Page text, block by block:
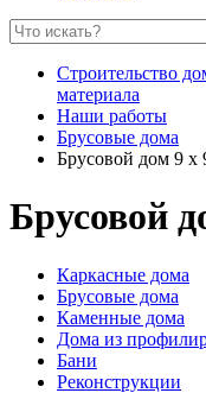
Строительство
материала
Наши работы
Брусовые дома
Брусовой дом 9 х
Брусовой
Каркасные дома
Брусовые дома
Каменные дома
Дома из
Бани
Реконструкции